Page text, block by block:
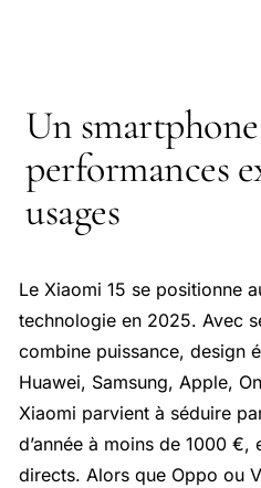
Un
performances
usages
Le Xiaomi 15 se positionne
technologie en 2025. Avec
combine puissance, design
Huawei, Samsung, Apple,
Xiaomi parvient à séduire
d’année à moins de 1000
directs. Alors que Oppo ou